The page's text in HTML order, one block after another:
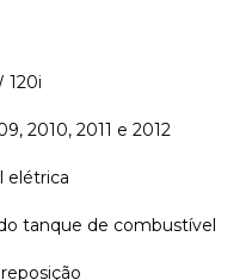
120i
2010, 2011 e 2012
elétrica
tanque de combustível